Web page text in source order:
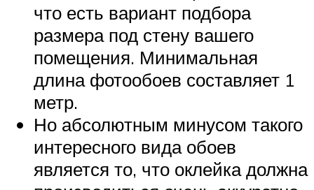
что есть вариант подбора
размера под стену вашего
помещения. Минимальная
длина фотообоев составляет 1
метр.
Но абсолютным минусом такого
интересного вида обоев
является то, что оклейка должна